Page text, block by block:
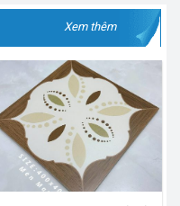
Xem thêm